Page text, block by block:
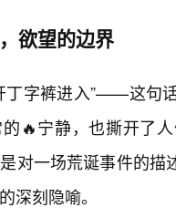
欲望的边界
丁字裤进入”——这句
🔥宁静，也撕开了
对一场荒诞事件的
深刻隐喻。